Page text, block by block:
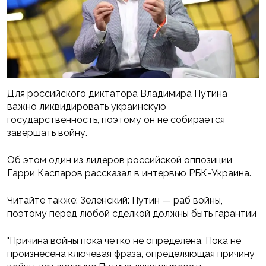
Для российского диктатора Владимира Путина
важно ликвидировать украинскую
государственность, поэтому он не собирается
завершать войну.
Об этом один из лидеров российской оппозиции
Гарри Каспаров рассказал в интервью РБК-Украина.
Читайте также: Зеленский: Путин — раб войны,
поэтому перед любой сделкой должны быть гарантии
"Причина войны пока четко не определена. Пока не
произнесена ключевая фраза, определяющая причину